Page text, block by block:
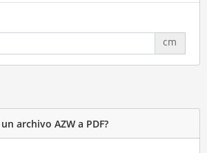
cm
archivo AZW a PDF?